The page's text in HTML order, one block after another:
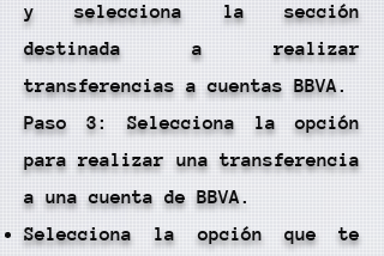
y selecciona la sección
destinada a realizar
transferencias a cuentas BBVA.
Paso 3: Selecciona la opción
para realizar una transferencia
a una cuenta de BBVA.
Selecciona la opción que te